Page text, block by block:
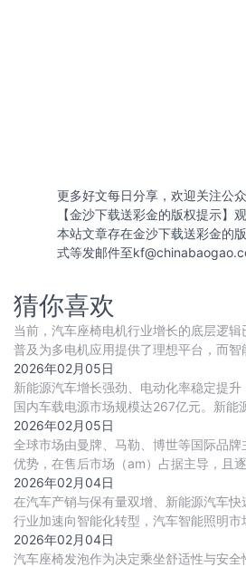
更多好文每日分享，欢迎关注公
【金沙下载送彩金的版权提示
本站文章存在金沙下载送彩金的
式等发邮件至
猜你喜欢
当前，汽车座椅电机行业增长的底层逻
普及为多电机应用提供了理想平台，而
速向主流车型渗透，带来单车搭载电
2026年02月05日
新能源汽车增长强劲、电动化率稳定提
国内车载电源市场规模达267亿元。新
源市场规模将达407
2026年02月05日
全球市场由曼牌、马勒、博世等国际品
优势，在售后市场（am）占据主导，且
2026年02月04日
在汽车产销与保有量双增、新能源汽车
行业加速向智能化转型，汽车智能照明
2026年02月04日
汽车座椅发泡作为决定乘坐舒适性与安